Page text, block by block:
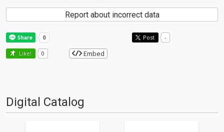
Report about incorrect data
Post -
Like! 0 Embed
Digital Catalog